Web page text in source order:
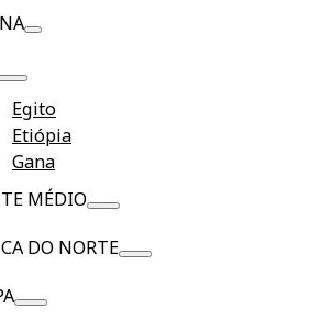
Egito
Etiópia
Gana
MÉDIO
DO NORTE